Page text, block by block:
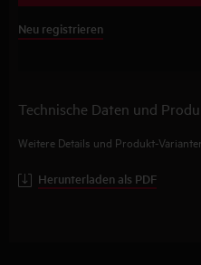
Neu registrieren
Technische Daten und
Weitere Details und Produkt-
Herunterladen als PDF